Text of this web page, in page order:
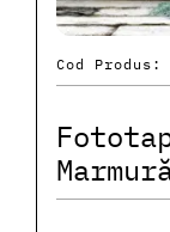
Cod Produs: